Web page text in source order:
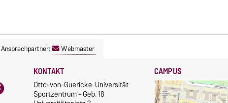
Ansprechpartner: Webmaster
KONTAKT
Otto-von-Guericke-Universität
Sportzentrum - Geb. 18
CAMPUS